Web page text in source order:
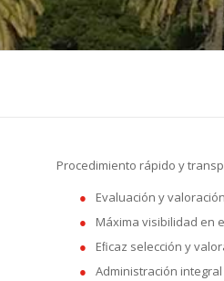
Procedimiento rápido y
Evaluación y
Máxima visibilidad en
Eﬁcaz selección y
Administración